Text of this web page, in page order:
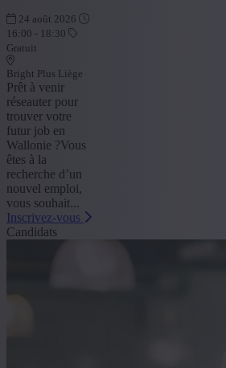
24 août 2026
16:00 - 18:30
Gratuit
Bright Plus Liège
Prêt à venir
réseauter pour
trouver votre
futur job en
Wallonie ?Vous
êtes à la
recherche d’un
nouvel emploi,
vous souhait...
Inscrivez-vous
Candidats